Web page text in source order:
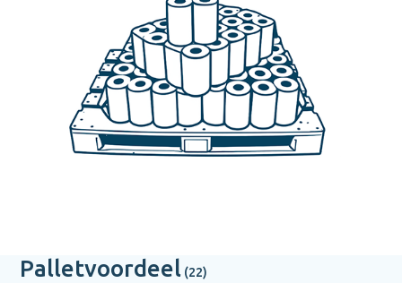
Palletvoordeel